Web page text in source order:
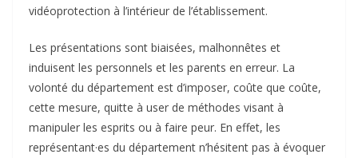
vidéoprotection à l’intérieur de l’établissement.
Les présentations sont biaisées, malhonnêtes et
induisent les personnels et les parents en erreur. La
volonté du département est d’imposer, coûte que coûte,
cette mesure, quitte à user de méthodes visant à
manipuler les esprits ou à faire peur. En effet, les
représentant·es du département n’hésitent pas à évoquer